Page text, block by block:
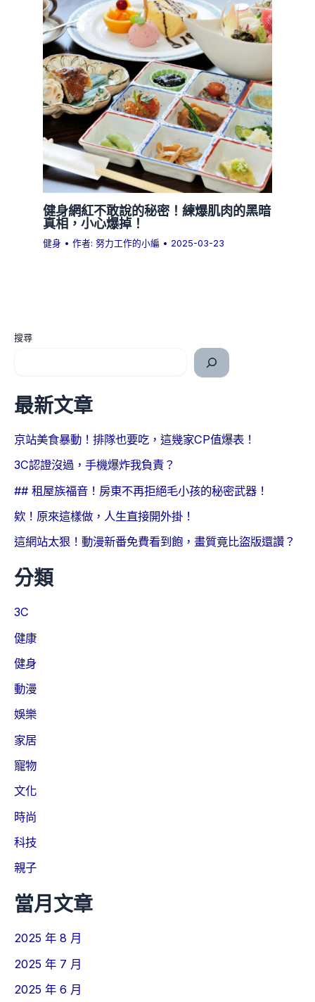
健身網紅不敢說的秘密！練爆肌肉的黑暗
真相，小心爆掉！
健身 • 作者:努力工作的小編 • 2025-03-23
搜尋
最新文章
京站美食暴動！排隊也要吃，這幾家CP值爆表！
3C認證沒過，手機爆炸我負責？
## 租屋族福音！房東不再拒絕毛小孩的秘密武器！
欸！原來這樣做，人生直接開外掛！
這網站太狠！動漫新番免費看到飽，畫質竟比盜版還讚？
分類
3C
健康
健身
動漫
娛樂
家居
寵物
文化
時尚
科技
親子
當月文章
2025 年 8 月
2025 年 7 月
2025 年 6 月